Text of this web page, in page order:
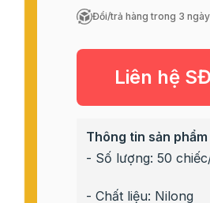
Đổi/trả hàng trong 3 ngày
Liên hệ
Thông tin sản phẩm
- Số lượng: 50
- Chất liệu: Nilong